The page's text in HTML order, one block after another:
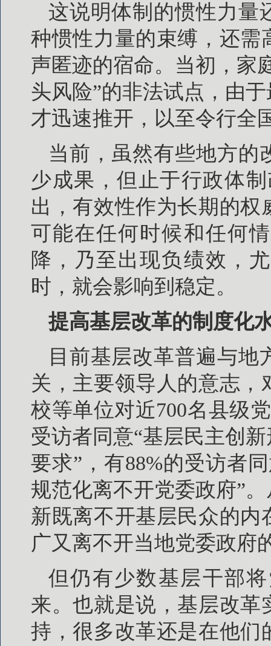
这说明体制的惯性力量
种惯性力量的束缚，还需
声匿迹的宿命。当初，家
头风险”的非法试点，由
才迅速推开，以至令行全
当前，虽然有些地方的
少成果，但止于行政体
出，有效性作为长期的
可能在任何时候和任何
降，乃至出现负绩效，
时，就会影响到稳定。
提高基层改革的制度化
目前基层改革普遍与地
关，主要领导人的意志
校等单位对近700名县级
受访者同意“基层民主创
要求”，有88%的受访者
规范化离不开党委政府”
新既离不开基层民众的
广又离不开当地党委政府
但仍有少数基层干部
来。也就是说，基层改
持，很多改革还是在他们